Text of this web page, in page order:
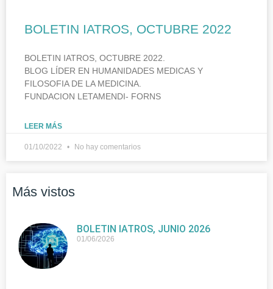
BOLETIN IATROS, OCTUBRE 2022
BOLETIN IATROS, OCTUBRE 2022.
BLOG LÍDER EN HUMANIDADES MEDICAS Y
FILOSOFIA DE LA MEDICINA.
FUNDACION LETAMENDI- FORNS
LEER MÁS
01/10/2022 No hay comentarios
Más vistos
BOLETIN IATROS, JUNIO 2026
01/06/2026